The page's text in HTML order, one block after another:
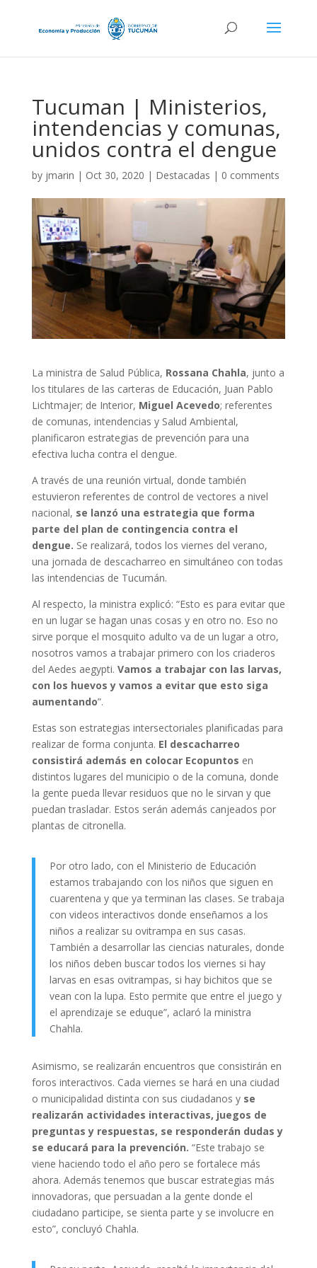
Tucuman | Ministerios,
intendencias y comunas,
unidos contra el dengue
by jmarin | Oct 30, 2020 | Destacadas | 0 comments
La ministra de Salud Pública, Rossana Chahla, junto a
los titulares de las carteras de Educación, Juan Pablo
Lichtmajer; de Interior, Miguel Acevedo; referentes
de comunas, intendencias y Salud Ambiental,
planificaron estrategias de prevención para una
efectiva lucha contra el dengue.
A través de una reunión virtual, donde también
estuvieron referentes de control de vectores a nivel
nacional, se lanzó una estrategia que forma
parte del plan de contingencia contra el
dengue. Se realizará, todos los viernes del verano,
una jornada de descacharreo en simultáneo con todas
las intendencias de Tucumán.
Al respecto, la ministra explicó: “Esto es para evitar que
en un lugar se hagan unas cosas y en otro no. Eso no
sirve porque el mosquito adulto va de un lugar a otro,
nosotros vamos a trabajar primero con los criaderos
del Aedes aegypti. Vamos a trabajar con las larvas,
con los huevos y vamos a evitar que esto siga
aumentando”.
Estas son estrategias intersectoriales planificadas para
realizar de forma conjunta. El descacharreo
consistirá además en colocar Ecopuntos en
distintos lugares del municipio o de la comuna, donde
la gente pueda llevar residuos que no le sirvan y que
puedan trasladar. Estos serán además canjeados por
plantas de citronella.
Por otro lado, con el Ministerio de Educación
estamos trabajando con los niños que siguen en
cuarentena y que ya terminan las clases. Se trabaja
con videos interactivos donde enseñamos a los
niños a realizar su ovitrampa en sus casas.
También a desarrollar las ciencias naturales, donde
los niños deben buscar todos los viernes si hay
larvas en esas ovitrampas, si hay bichitos que se
vean con la lupa. Esto permite que entre el juego y
el aprendizaje se eduque”, aclaró la ministra
Chahla.
Asimismo, se realizarán encuentros que consistirán en
foros interactivos. Cada viernes se hará en una ciudad
o municipalidad distinta con sus ciudadanos y se
realizarán actividades interactivas, juegos de
preguntas y respuestas, se responderán dudas y
se educará para la prevención. “Este trabajo se
viene haciendo todo el año pero se fortalece más
ahora. Además tenemos que buscar estrategias más
innovadoras, que persuadan a la gente donde el
ciudadano participe, se sienta parte y se involucre en
esto”, concluyó Chahla.